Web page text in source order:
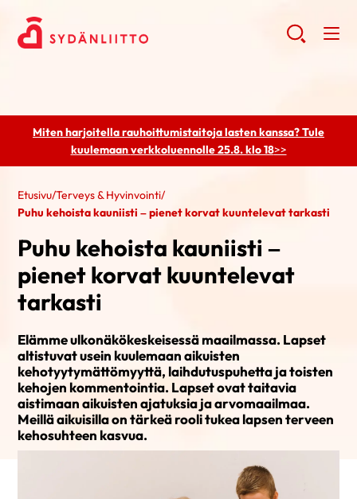
Miten harjoitella rauhoittumistaitoja lasten kanssa? Tule
kuulemaanverkkoluennolle 25.8. klo 18>>
Etusivu/Terveys & Hyvinvointi/
Puhu kehoista kauniisti – pienet korvat kuuntelevat tarkasti
Puhu kehoista kauniisti –
pienet korvat kuuntelevat
tarkasti
Elämme ulkonäkökeskeisessä maailmassa. Lapset
altistuvat usein kuulemaan aikuisten
kehotyytymättömyyttä, laihdutuspuhetta ja toisten
kehojen kommentointia. Lapset ovat taitavia
aistimaan aikuisten ajatuksia ja arvomaailmaa.
Meillä aikuisilla on tärkeä rooli tukea lapsen terveen
kehosuhteen kasvua.